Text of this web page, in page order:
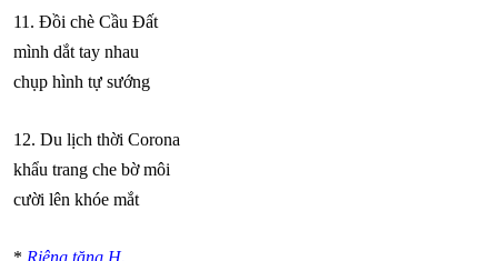
11. Đồi chè Cầu Đất
mình dắt tay nhau
chụp hình tự sướng
12. Du lịch thời Corona
khẩu trang che bờ môi
cười lên khóe mắt
* Riêng tặng H.